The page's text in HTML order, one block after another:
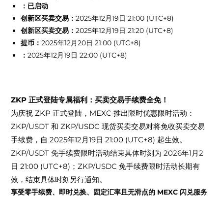
：已启动
创新区买卖交易：2025年12月19日 21:00 (UTC+8)
创新区买卖交易：2025年12月19日 21:20 (UTC+8)
提币：2025年12月20日 21:00 (UTC+8)
：2025年12月19日 22:00 (UTC+8)
ZKP 正式登陆专属福利：买卖交易手续费全免！
为庆祝 ZKP 正式登陆，MEXC 推出限时优惠限时活动：
ZKP/USDT 和 ZKP/USDC 现货买卖交易对将免收买卖交易
手续费，自 2025年12月19日 21:00 (UTC+8) 起生效。
ZKP/USDT 免手续费限时活动结束具体时刻为 2026年1月2
日 21:00 (UTC+8)；ZKP/USDC 免手续费限时活动长期有
效，结束具体时刻另行通知。
享受零手续费、即时兑换、固定汇率且无滑点的 MEXC 闪兑服务